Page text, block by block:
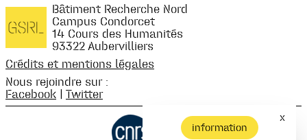
x
information
Bâtiment Recherche Nord
Campus Condorcet
14 Cours des Humanités
93322 Aubervilliers
Crédits et mentions légales
Nous rejoindre sur :
Facebook | Twitter